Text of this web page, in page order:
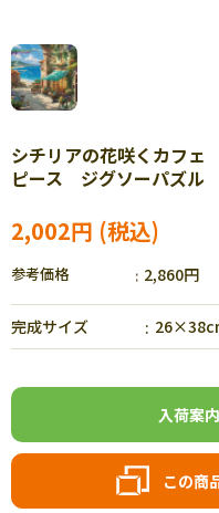
シチリアの花咲くカフ
ピース ジグソーパズル
2,002円
参考価格 2,860円
完成サイズ
入荷案
この商